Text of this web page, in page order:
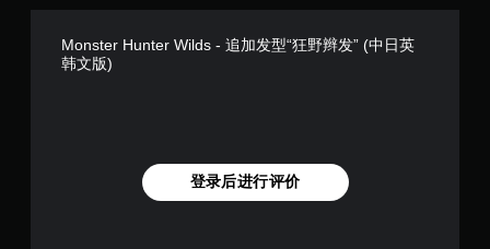
Monster Hunter Wilds - 追加发型“狂野辫发” (中日英
韩文版)
登录后进行评价